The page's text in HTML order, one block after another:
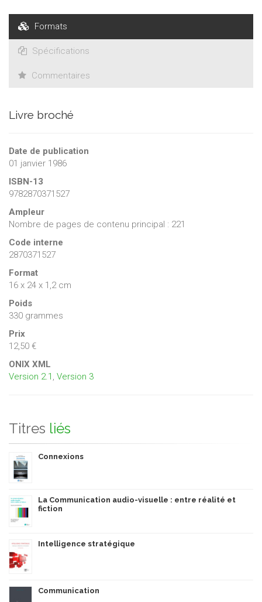
Formats
Spécifications
Commentaires
Livre broché
Date de publication
01 janvier 1986
ISBN-13
9782870371527
Ampleur
Nombre de pages de contenu principal : 221
Code interne
2870371527
Format
16 x 24 x 1,2 cm
Poids
330 grammes
Prix
12,50 €
ONIX XML
Version 2.1 , Version 3
Titres liés
Connexions
La Communication audio-visuelle : entre réalité et
fiction
Intelligence stratégique
Communication